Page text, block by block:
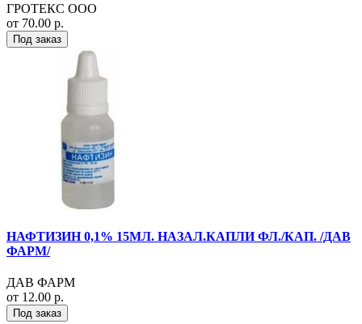
ГРОТЕКС ООО
от 70.00 р.
Под заказ
НАФТИЗИН 0,1% 15МЛ. НАЗАЛ.КАПЛИ ФЛ./КАП. /ДАВ
ФАРМ/
ДАВ ФАРМ
от 12.00 р.
Под заказ